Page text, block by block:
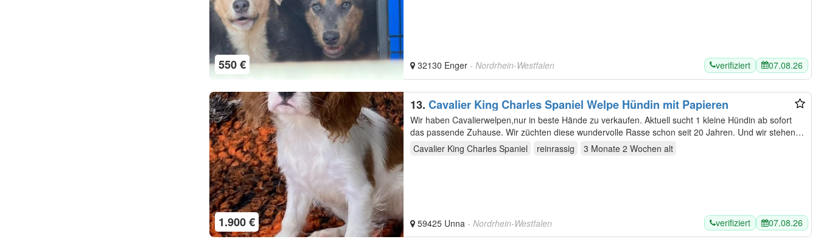
550 € 32130 Enger - Nordrhein-Westfalen verifiziert 07.08.26
13. Cavalier King Charles Spaniel Welpe Hündin mit Papieren
1.900 €
Wir haben Cavalierwelpen,nur in beste Hände zu verkaufen. Aktuell sucht 1 kleine Hündin ab sofort
das passende Zuhause. Wir züchten diese wundervolle Rasse schon seit 20 Jahren. Und wir stehen
den…
Cavalier King Charles Spaniel reinrassig 3 Monate 2 Wochen alt
59425 Unna - Nordrhein-Westfalen verifiziert 07.08.26